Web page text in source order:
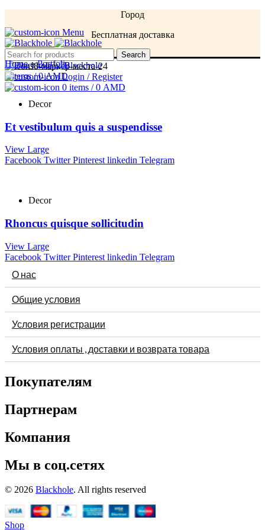
Город
Бесплатная доставка
Menu
0items / 0AMD
Menu
Search
Login / Register
0 items / 0 AMD
Home»Portfolio
Decor
Et vestibulum quis a suspendisse
View Large
Facebook Twitter Pinterest linkedin Telegram
Decor
Rhoncus quisque sollicitudin
View Large
Facebook Twitter Pinterest linkedin Telegram
О нас
Общие условия
Условия регистрации
Условия оплаты , доставки и возврата товара
Покупателям
Партнерам
Компания
Мы в соц.сетях
© 2026 Blackhole. All rights reserved
Shop